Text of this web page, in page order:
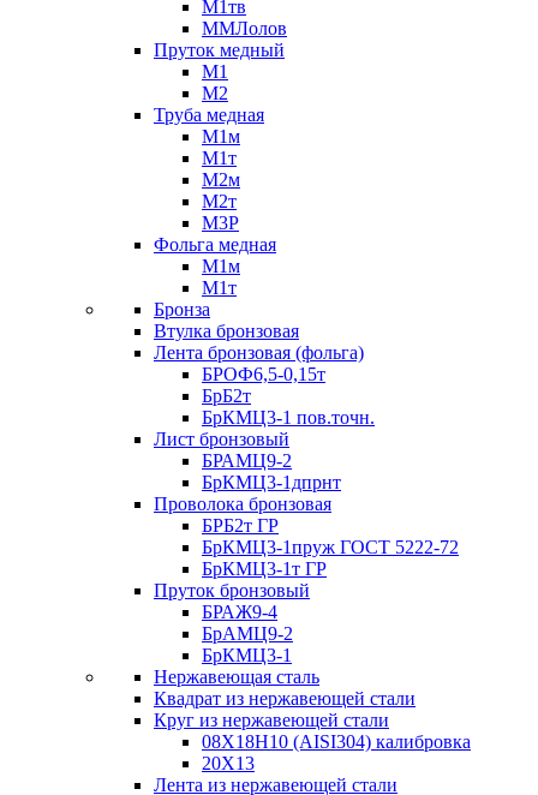
М1тв
ММЛолов
Пруток медный
М1
М2
Труба медная
М1м
М1т
М2м
М2т
М3Р
Фольга медная
М1м
М1т
Бронза
Втулка бронзовая
Лента бронзовая (фольга)
БРОФ6,5-0,15т
БрБ2т
БрКМЦ3-1 пов.точн.
Лист бронзовый
БРАМЦ9-2
БрКМЦ3-1дпрнт
Проволока бронзовая
БРБ2т ГР
БрКМЦ3-1пруж ГОСТ 5222-72
БрКМЦ3-1т ГР
Пруток бронзовый
БРАЖ9-4
БрАМЦ9-2
БрКМЦ3-1
Нержавеющая сталь
Квадрат из нержавеющей стали
Круг из нержавеющей стали
08Х18Н10 (AISI304) калибровка
20Х13
Лента из нержавеющей стали